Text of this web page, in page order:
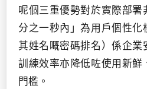
呢個三重優勢對於實際部
分之一秒內」為用戶個性
其姓名嘅密碼排名）係企
訓練效率亦降低咗使用新
門檻。